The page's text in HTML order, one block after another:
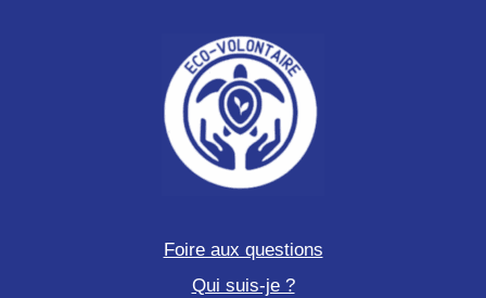
Foire aux questions
Qui suis-je ?